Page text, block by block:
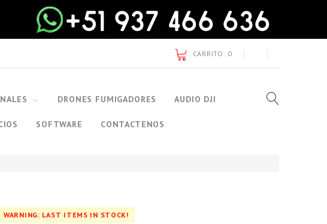
CARRITO: 0
DRONES FUMIGADORES AUDIO DJI
SOFTWARE CONTACTENOS
WARNING: LAST ITEMS IN STOCK!